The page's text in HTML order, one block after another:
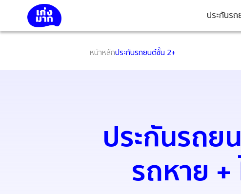
ประกันร
หน้าหลักประกันรถยนต์ชั้น 2+
ประกันรถย
รถหาย +